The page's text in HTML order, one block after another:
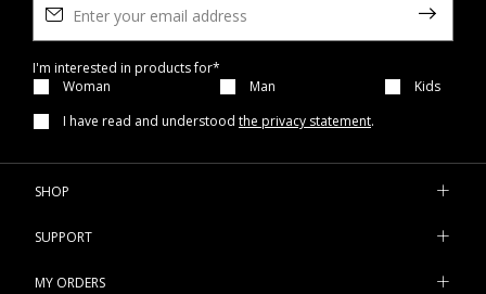
I'm interested in products for*
Woman
Man
Kids
I have read and understood the privacy statement.
SHOP
SUPPORT
MY ORDERS